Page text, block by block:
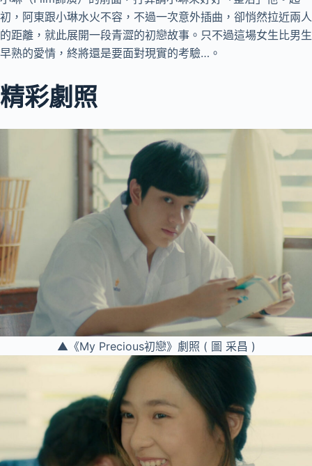
初，阿東跟小琳水火不容，不過一次意外插曲，卻悄然拉近兩人
的距離，就此展開一段青澀的初戀故事。只不過這場女生比男生
早熟的愛情，終將還是要面對現實的考驗…。
精彩劇照
▲《My Precious初戀》劇照 ( 圖 采昌 )